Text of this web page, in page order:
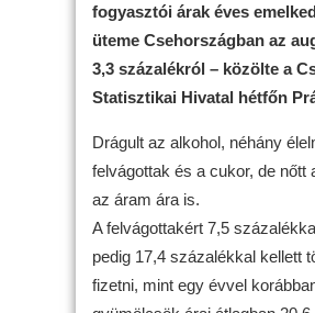
fogyasztói árak éves
üteme Csehországban az
3,3 százalékról – közölte a
Statisztikai Hivatal hétfőn
Drágult az alkohol, néhány
felvágottak és a cukor, de nőtt
az áram ára is.
A felvágottakért 7,5
pedig 17,4 százalékkal kellett
fizetni, mint egy évvel